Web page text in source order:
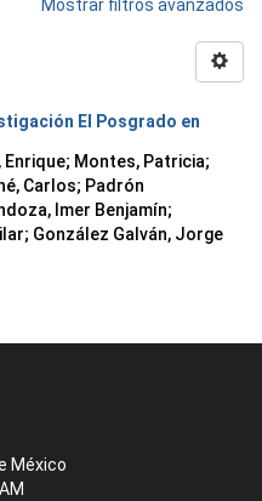
Mostrar filtros avanzados
El Posgrado en
Enrique; Montes, Patricia;
Carlos; Padrón
Imer Benjamín;
; González Galván, Jorge
México